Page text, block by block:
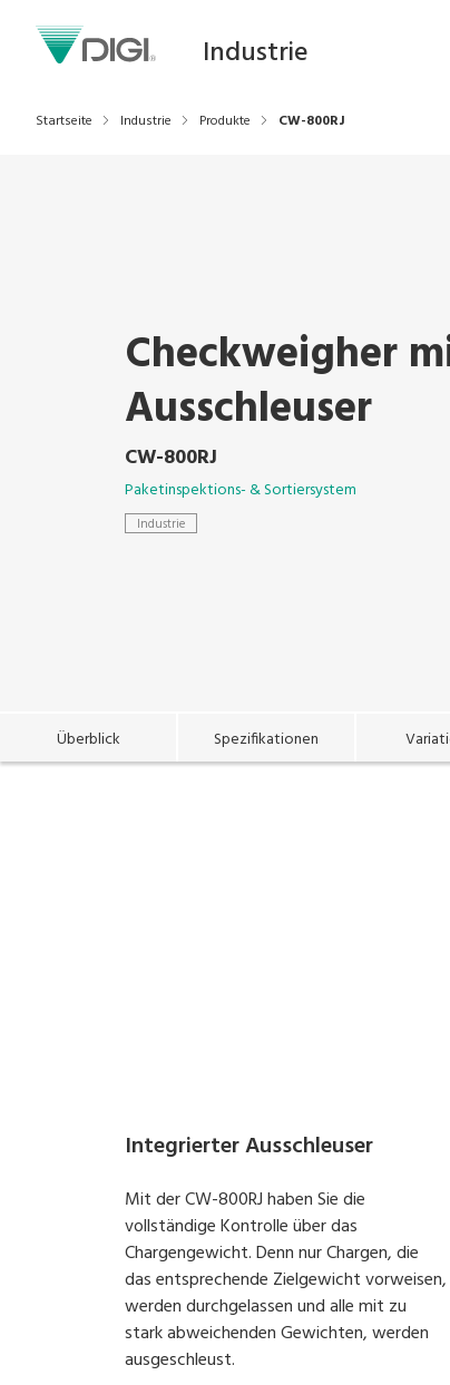
Industrie
Startseite Industrie Produkte CW-800RJ
Checkweigher
Ausschleuser
CW-800RJ
Paketinspektions- & Sortiersystem
Industrie
Überblick Spezifikationen
Integrierter Ausschleuser
Mit der CW-800RJ haben Sie die
vollständige Kontrolle über das
Chargengewicht. Denn nur Chargen, die
das entsprechende Zielgewicht vorweisen,
werden durchgelassen und alle mit zu
stark abweichenden Gewichten, werden
ausgeschleust.